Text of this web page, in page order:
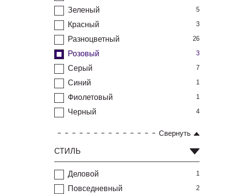
Зеленый 5
Красный 3
Разноцветный 26
Розовый 3
Серый 7
Синий 1
Фиолетовый 1
Черный 4
Свернуть
СТИЛЬ
Деловой 1
Повседневный 2